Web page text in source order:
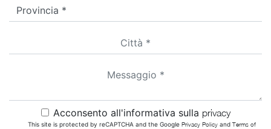
Acconsento all'informativa sulla privacy
This site is protected by reCAPTCHA and the Google Privacy Policyand Terms of